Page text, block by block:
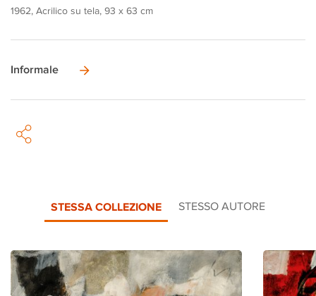
1962, Acrilico su tela, 93 x 63 cm
Informale
STESSA COLLEZIONE STESSO AUTORE